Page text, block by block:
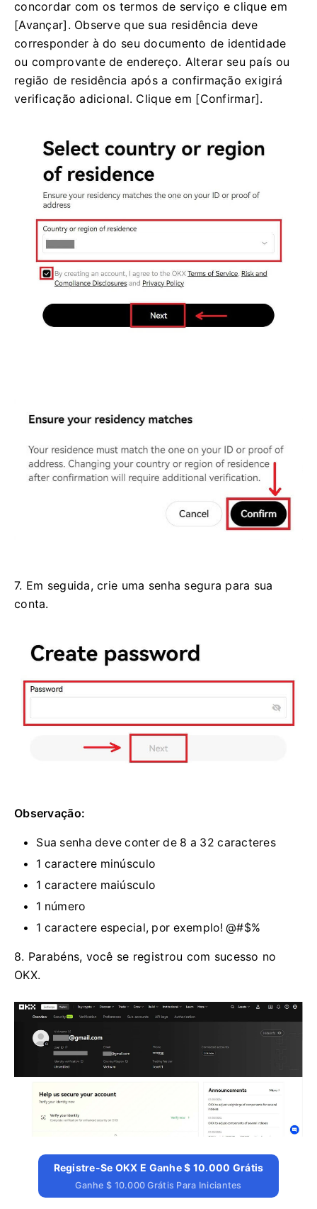
concordar com os termos de serviço e clique em
[Avançar]. Observe que sua residência deve
corresponder à do seu documento de identidade
ou comprovante de endereço. Alterar seu país ou
região de residência após a confirmação exigirá
verificação adicional. Clique em [Confirmar].
7. Em seguida, crie uma senha segura para sua
conta.
Observação:
Sua senha deve conter de 8 a 32 caracteres
1 caractere minúsculo
1 caractere maiúsculo
1 número
1 caractere especial, por exemplo! @#$%
8. Parabéns, você se registrou com sucesso no
OKX.
Registre-Se OKX E Ganhe $ 10.000 Grátis
Ganhe $ 10.000 Grátis Para Iniciantes